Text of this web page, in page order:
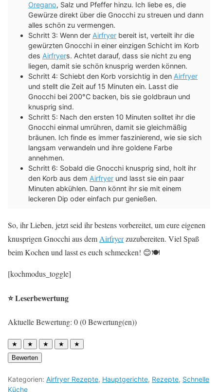
Oregano, Salz und Pfeffer hinzu. Ich liebe es, die
Gewürze direkt über die Gnocchi zu streuen und dann
alles schön zu vermengen.
Schritt 3: Wenn der Airfryer bereit ist, verteilt ihr die
gewürzten Gnocchi in einer einzigen Schicht im Korb
des Airfryers. Achtet darauf, dass sie nicht zu eng
liegen, damit sie schön knusprig werden können.
Schritt 4: Schiebt den Korb vorsichtig in den Airfryer
und stellt die Zeit auf 15 Minuten ein. Lasst die
Gnocchi bei 200°C backen, bis sie goldbraun und
knusprig sind.
Schritt 5: Nach den ersten 10 Minuten solltet ihr die
Gnocchi einmal umrühren, damit sie gleichmäßig
bräunen. Ich finde es immer faszinierend, wie sie sich
langsam verwandeln und ihre goldene Farbe
annehmen.
Schritt 6: Sobald die Gnocchi knusprig sind, holt ihr
den Korb aus dem Airfryer und lasst sie ein paar
Minuten abkühlen. Dann könnt ihr sie mit einem
leckeren Dip oder einfach pur genießen.
So, ihr Lieben, jetzt seid ihr bestens vorbereitet, um eure eigenen
knusprigen Gnocchi aus demAirfryerzuzubereiten. Viel Spaß
beim Kochen und lasst es euch schmecken! 😊🍽️
[kochmodus_toggle]
⭐ Leserbewertung
Aktuelle Bewertung: 0 (0 Bewertung(en))
★ ★ ★ ★
★
Bewerten
Kategorien: Airfryer Rezepte, Hauptgerichte, Rezepte, Schnelle
Küche